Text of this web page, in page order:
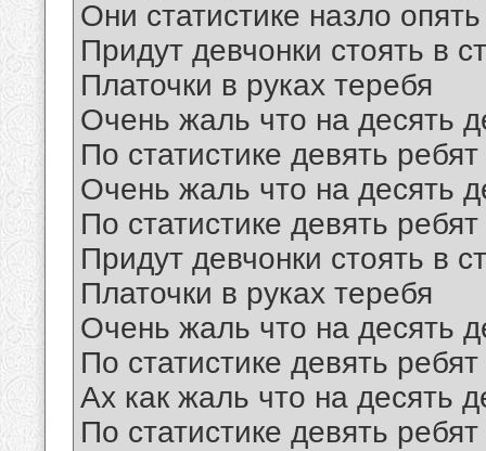
Они статистике назло
Придут девчонки стоять в
Платочки в руках теребя
Очень жаль что на десять
По статистике девять ребят
Очень жаль что на десять
По статистике девять ребят
Придут девчонки стоять в
Платочки в руках теребя
Очень жаль что на десять
По статистике девять ребят
Ах как жаль что на десять
По статистике девять ребят